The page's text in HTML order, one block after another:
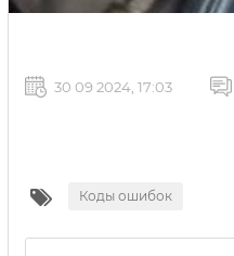
30 09 2024, 17:03
Коды ошибок